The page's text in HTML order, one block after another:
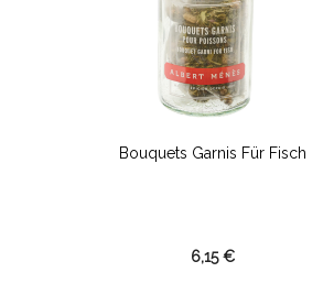
Bouquets Garnis Für Fisch
6,15 €